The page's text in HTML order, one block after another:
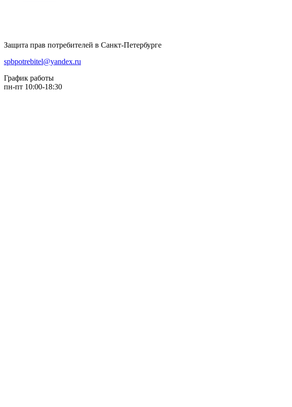
Защита прав потребителей в Санкт-Петербурге
spbpotrebitel@yandex.ru
График работы
пн-пт 10:00-18:30